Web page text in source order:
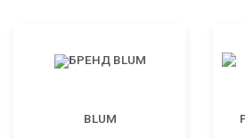
BLUM